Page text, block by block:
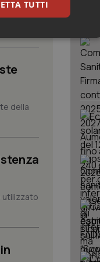
studi
della
utilizzato
I
TUTTI
per la loro
sul consenso
e
future.
Cookie-
di consenso